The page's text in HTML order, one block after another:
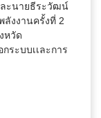
ะนายธีระวัฒน์
ลังงานครั้งที่ 2
หวัด
ระบบเเละการ